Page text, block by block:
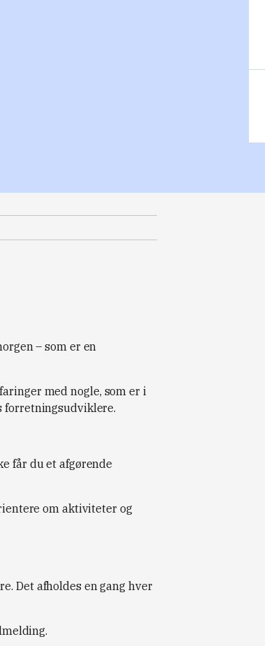
– som er en
med nogle, som er i
forretningsudviklere.
får du et afgørende
om aktiviteter og
Det afholdes en gang hver